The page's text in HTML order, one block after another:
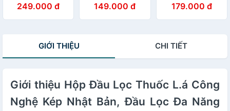
sợi và diếu đều
được
249.000 đ
Thành Nhi
STN7474
149.000 đ
cấp ( không kèm
đế )
179.000 đ
GIỚI THIỆU CHI TIẾT
Giới thiệu Hộp Đầu Lọc Thuốc L.á Công
Nghệ Kép Nhật Bản, Đầu Lọc Đa Năng